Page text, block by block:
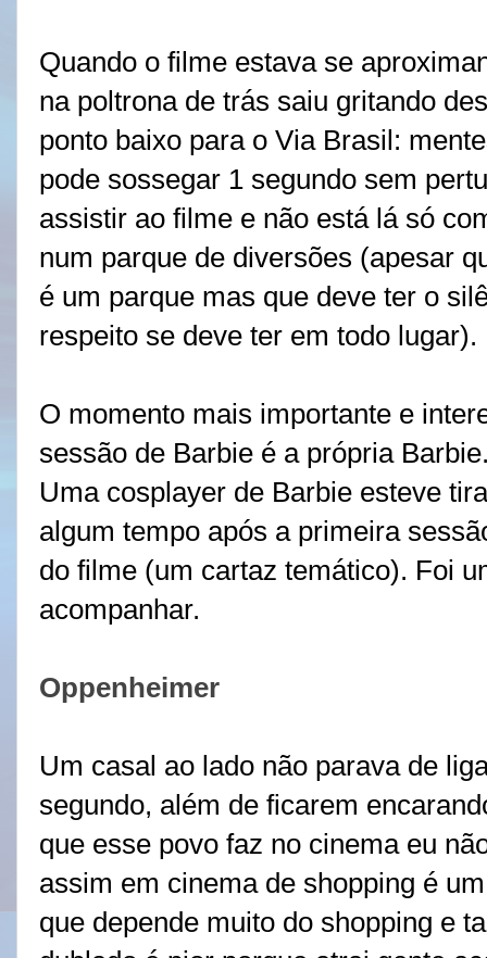
Quando o filme estava se
na poltrona de trás saiu gritando
ponto baixo para o Via Brasil:
pode sossegar 1 segundo sem
assistir ao filme e não está lá só
num parque de diversões (apesar
é um parque mas que deve ter o
respeito se deve ter em todo lugar).
O momento mais importante e
sessão de Barbie é a própria
Uma cosplayer de Barbie esteve
algum tempo após a primeira
do filme (um cartaz temático). Foi
acompanhar.
Oppenheimer
Um casal ao lado não parava de
segundo, além de ficarem
que esse povo faz no cinema eu
assim em cinema de shopping é
que depende muito do shopping e